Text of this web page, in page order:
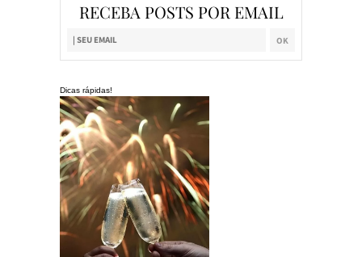
RECEBA POSTS POR EMAIL
Dicas rápidas!